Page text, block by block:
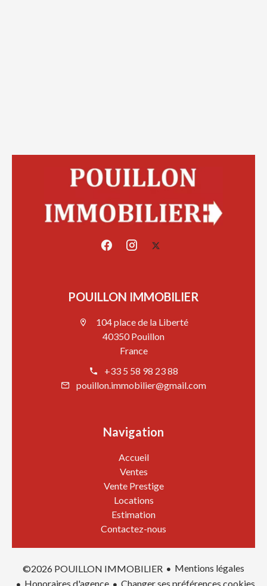
POUILLON IMMOBILIER
104 place de la Liberté
40350 Pouillon
France
+33 5 58 98 23 88
pouillon.immobilier@gmail.com
Navigation
Accueil
Ventes
Vente Prestige
Locations
Estimation
Contactez-nous
©2026 POUILLON IMMOBILIER
Mentions légales
Honoraires d'agence
Changer ses préférences cookies